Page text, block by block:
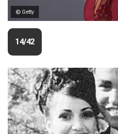
© Getty
14/42